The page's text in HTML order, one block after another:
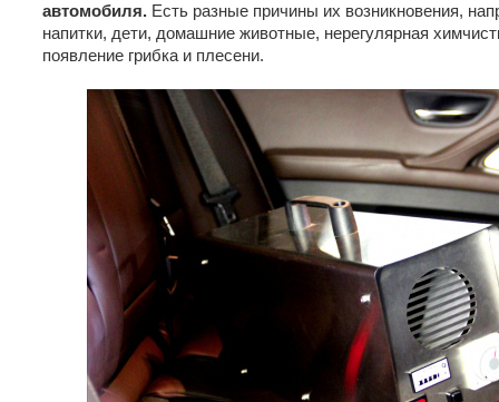
автомобиля. Есть разные причины их возникновения,
напитки, дети, домашние животные, нерегулярная
появление грибка и плесени.